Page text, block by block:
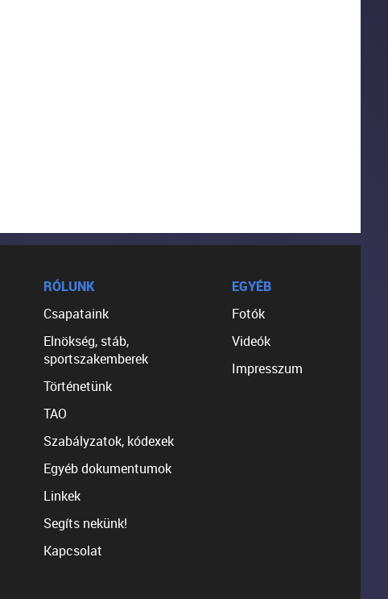
RÓLUNK
Csapataink
Elnökség, stáb,
sportszakemberek
Történetünk
TAO
Szabályzatok, kódexek
Egyéb dokumentumok
Linkek
Segíts nekünk!
Kapcsolat
EGYÉB
Fotók
Videók
Impresszum